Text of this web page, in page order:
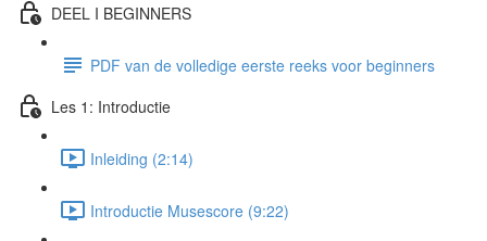
DEEL I BEGINNERS
PDF van de volledige eerste reeks voor beginners
Les 1: Introductie
Inleiding (2:14)
Introductie Musescore (9:22)